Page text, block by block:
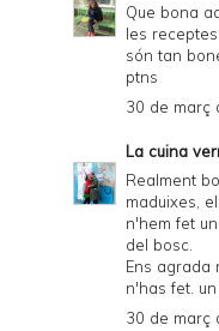
Que bona
les
són tan
ptns
30 de març
La cuina
Realment
maduixes,
n'hem fet
del bosc.
Ens agrada
n'has fet.
30 de març